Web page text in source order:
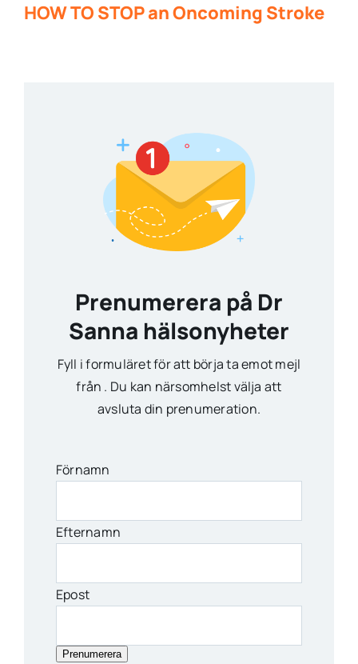
HOW TO STOP an Oncoming Stroke
Prenumerera på Dr
Sanna hälsonyheter
Fyll i formuläret för att börja ta emot mejl
från . Du kan närsomhelst välja att
avsluta din prenumeration.
Förnamn
Efternamn
Epost
Prenumerera